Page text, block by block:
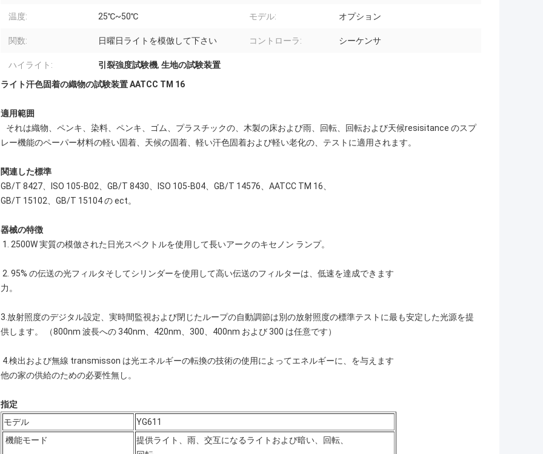
温度: 25℃~50℃ モデル: オプション
関数: 日曜日ライトを模倣して下さい コントローラ: シーケンサ
ハイライト: 引裂強度試験機, 生地の試験装置
ライト汗色固着の織物の試験装置 AATCC TM 16
適用範囲
それは織物、ペンキ、染料、ペンキ、ゴム、プラスチックの、木製の床および雨、回転、回転および天候resisitance のスプ
レー機能のペーパー材料の軽い固着、天候の固着、軽い汗色固着および軽い老化の、テストに適用されます。
関連した標準
GB/T 8427、ISO 105-B02、GB/T 8430、ISO 105-B04、GB/T 14576、AATCC TM 16、
GB/T 15102、GB/T 15104 の ect。
器械の特徴
1. 2500W 実質の模倣された日光スペクトルを使用して長いアークのキセノン ランプ。
2. 95% の伝送の光フィルタそしてシリンダーを使用して高い伝送のフィルターは、低速を達成できます
力。
3.放射照度のデジタル設定、実時間監視および閉じたループの自動調節は別の放射照度の標準テストに最も安定した光源を提
供します。 （800nm 波長への 340nm、420nm、300、400nm および 300 は任意です）
4.検出および無線 transmisson は光エネルギーの転換の技術の使用によってエネルギーに、を与えます
他の家の供給のための必要性無し。
指定
モデル
YG611
機能モード
提供ライト、雨、交互になるライトおよび暗い、回転、